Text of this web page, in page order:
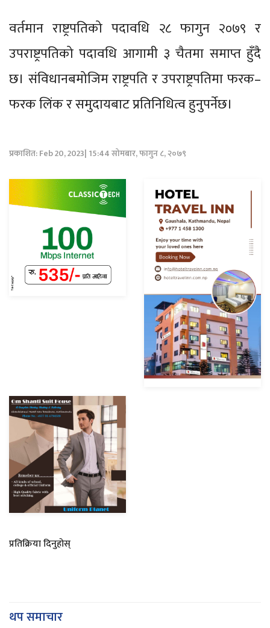
वर्तमान राष्ट्रपतिको पदावधि २८ फागुन २०७९ र
उपराष्ट्रपतिको पदावधि आगामी ३ चैतमा समाप्त हुँदै
छ। संविधानबमोजिम राष्ट्रपति र उपराष्ट्रपतिमा फरक–
फरक लिंक र समुदायबाट प्रतिनिधित्व हुनुपर्नेछ।
प्रकाशित: Feb 20, 2023| 15:44 सोमबार, फागुन ८, २०७९
प्रतिक्रिया दिनुहोस्
थप समाचार